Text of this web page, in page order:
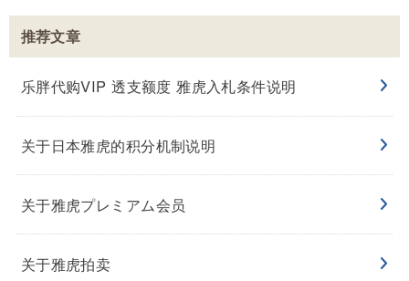
推荐文章
乐胖代购VIP 透支额度 雅虎入札条件说明
关于日本雅虎的积分机制说明
关于雅虎プレミアム会员
关于雅虎拍卖